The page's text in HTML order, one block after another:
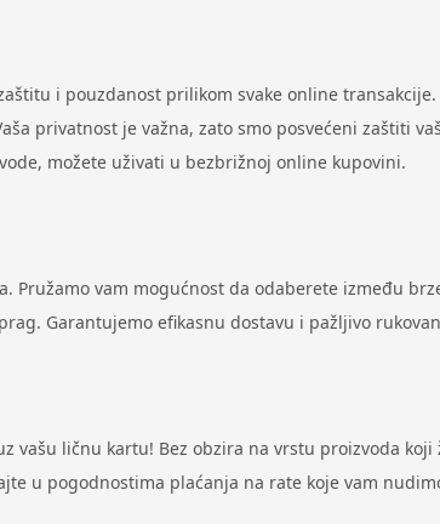
i pouzdanost prilikom svake online
privatnost je važna, zato smo posvećeni zaštiti
možete uživati u bezbrižnoj online kupovini.
Pružamo vam mogućnost da odaberete između
Garantujemo efikasnu dostavu i pažljivo
vašu ličnu kartu! Bez obzira na vrstu proizvoda
u pogodnostima plaćanja na rate koje vam